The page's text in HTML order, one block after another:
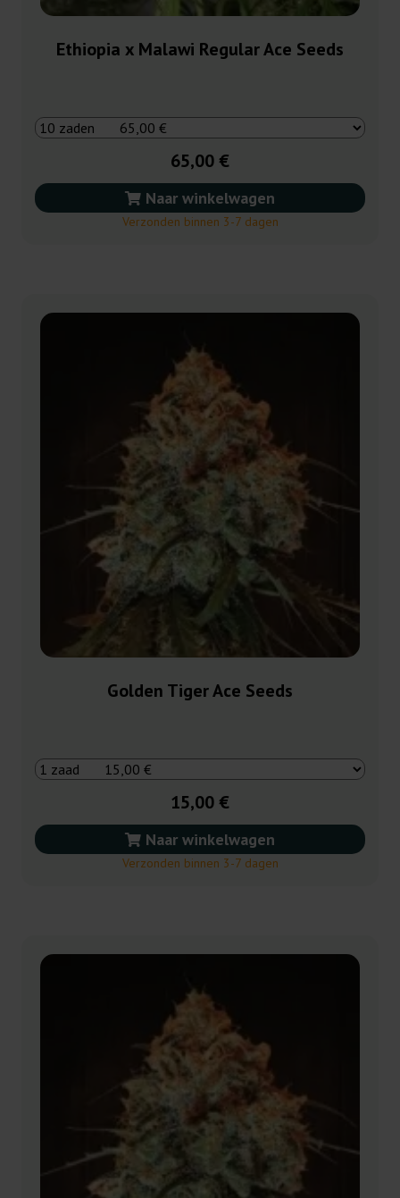
Ethiopia x Malawi Regular Ace Seeds
65,00 €
Naar winkelwagen
Verzonden binnen 3-7 dagen
Golden Tiger Ace Seeds
15,00 €
Naar winkelwagen
Verzonden binnen 3-7 dagen